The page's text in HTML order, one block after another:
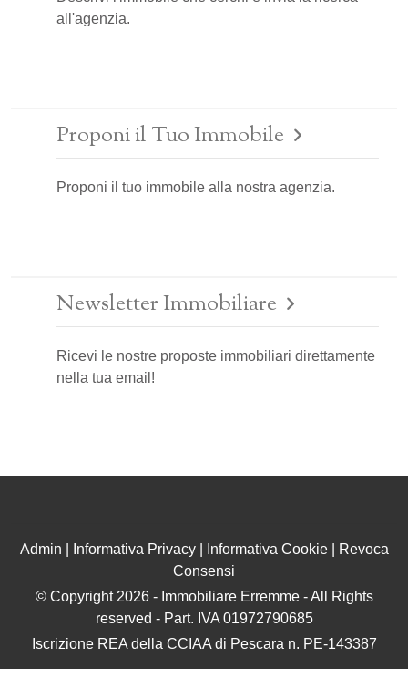
all'agenzia.
Proponi il Tuo Immobile
Proponi il tuo immobile alla nostra agenzia.
Newsletter Immobiliare
Ricevi le nostre proposte immobiliari direttamente
nella tua email!
Admin Informativa Privacy| Informativa Cookie|
Revoca
Consensi
© Copyright 2026 - Immobiliare Erremme - All Rights
reserved - Part. IVA 01972790685
Iscrizione REA della CCIAA di Pescara n. PE-143387